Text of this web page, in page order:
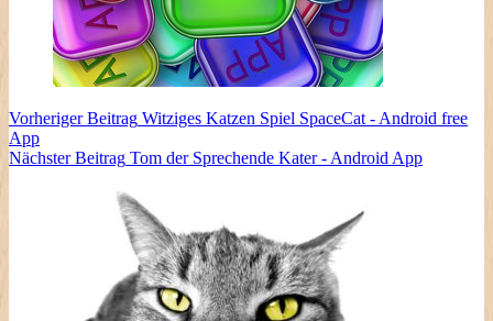
VorherigerBeitrag Witziges Katzen Spiel SpaceCat - Android free
App
NächsterBeitrag Tom der Sprechende Kater - Android App